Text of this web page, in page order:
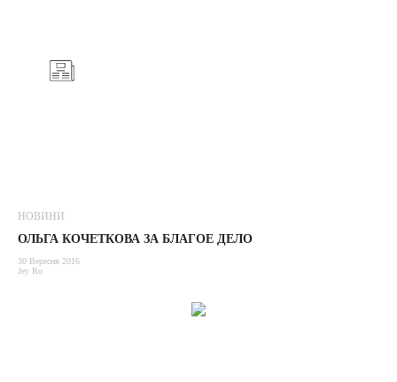
НОВИНИ
ОЛЬГА КОЧЕТКОВА ЗА БЛАГОЕ ДЕЛО
30 Вересня 2016
Jey Ro